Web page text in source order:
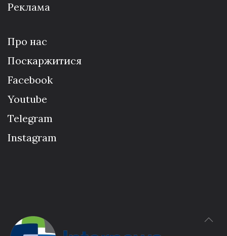
Реклама
Про нас
Поскаржитися
Facebook
Youtube
Telegram
Instagram